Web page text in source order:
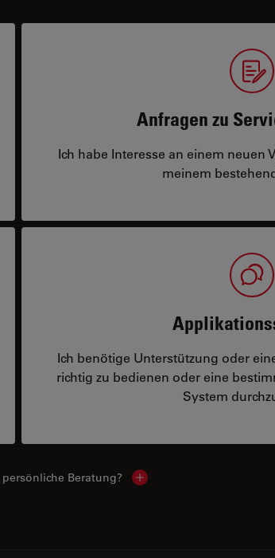
Anfragen zu
Ich habe Interesse an einem neuen
meinem
Ich benötige Unterstützung oder
richtig zu bedienen oder eine
System
Beratung? Show local contacts